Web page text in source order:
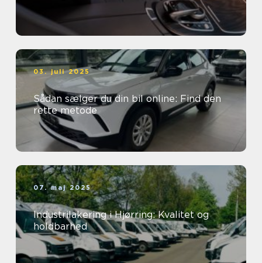
03. juli 2025
Sådan sælger du din bil online: Find den
rette metode
07. maj 2025
Industrilakering i Hjørring: Kvalitet og
holdbarhed